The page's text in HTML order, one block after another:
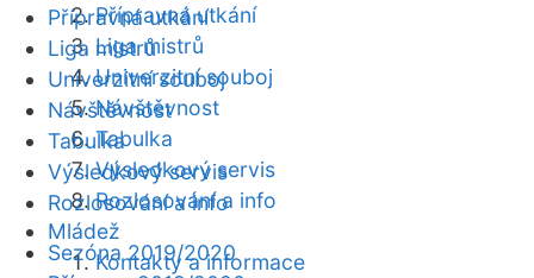
Přípravná utkání
Liga mistrů
Univerzitní souboj
Návštěvnost
Tabulka
Výsledkový servis
Rozlosování a info
Mládež
Kontakty a informace
Přípravná utkání
Liga mistrů
Univerzitní souboj
Návštěvnost
Tabulka
Výsledkový servis
Rozlosování a info
Sezóna 2019/2020